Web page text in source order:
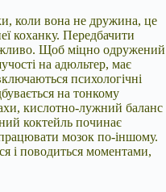
коли вона не дружина, це
коханку. Передбачити
Щоб міцно одружений
на адюльтер, має
психологічні
на тонкому
кислотно-лужний баланс
коктейль починає
мозок по-іншому.
і поводиться моментами,